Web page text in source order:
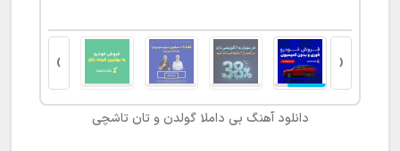
‹
›
دانلود آهنگ بی داملا گولدن و تان تاشچی